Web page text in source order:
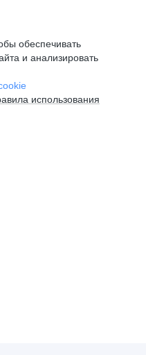
обеспечивать
и анализировать
использования